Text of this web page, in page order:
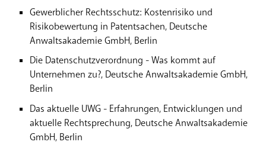
Gewerblicher Rechtsschutz: Kostenrisiko und
Risikobewertung in Patentsachen, Deutsche
Anwaltsakademie GmbH, Berlin
Die Datenschutzverordnung - Was kommt auf
Unternehmen zu?, Deutsche Anwaltsakademie GmbH,
Berlin
Das aktuelle UWG - Erfahrungen, Entwicklungen und
aktuelle Rechtsprechung, Deutsche Anwaltsakademie
GmbH, Berlin